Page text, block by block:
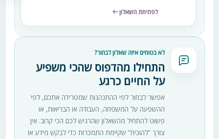
לפתיחת השאלון
לא בטוחים איזה שאלון לבחור?
התחילו מהדפוס שהכי משפיע
על החיים כרגע
אפשר לבחור לפי ההתנהגות שמטרידה אתכם, לפי
ההשפעה על המשפחה, העבודה או הבריאות, או
פשוט להתחיל מהשאלון שהרגיש לכם הכי קרוב. אין
צורך “להוכיח” שקיימת התמכרות כדי לבקש מידע או